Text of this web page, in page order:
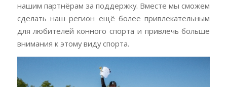
нашим партнёрам за поддержку. Вместе мы сможем
сделать наш регион ещё более привлекательным
для любителей конного спорта и привлечь больше
внимания к этому виду спорта.